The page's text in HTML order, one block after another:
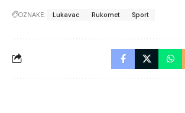
OZNAKE: Lukavac Rukomet Sport